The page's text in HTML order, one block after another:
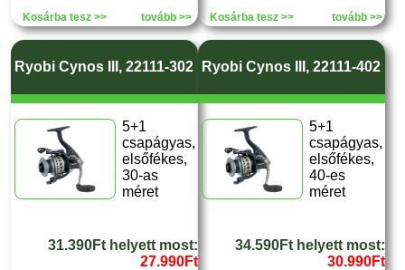
Kosárba tesz >> tovább >> Kosárba tesz >> tovább >>
Ryobi Cynos III, 22111-302
5+1
csapágyas,
elsőfékes,
30-as
méret
31.390Ft helyett most:
27.990Ft
Ryobi Cynos III, 22111-402
5+1
csapágyas,
elsőfékes,
40-es
méret
34.590Ft helyett most:
30.990Ft